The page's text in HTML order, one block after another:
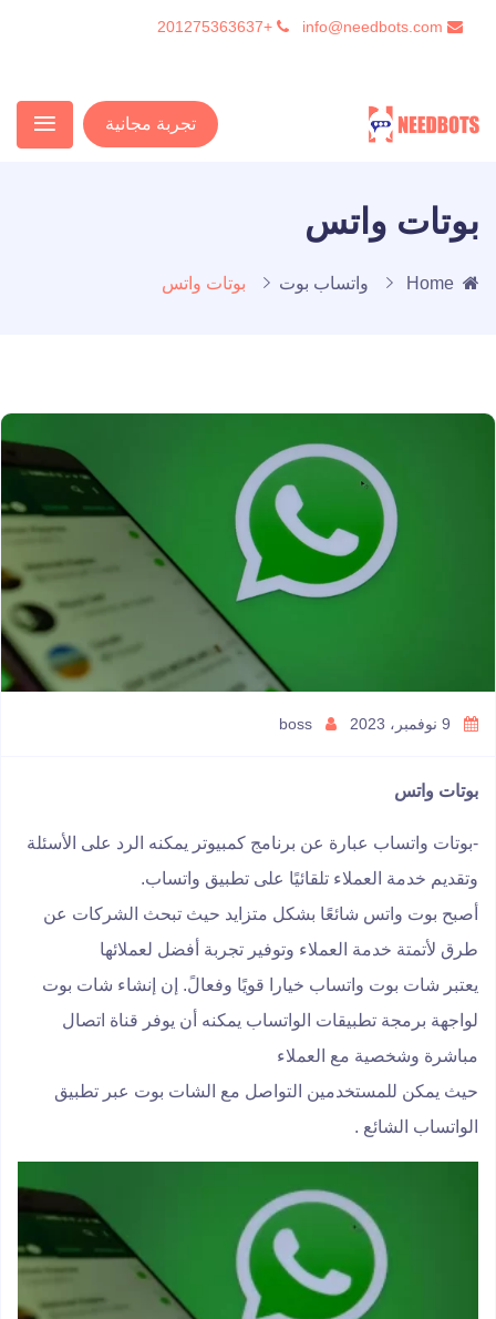
+201275363637
تجربة مجانية
بوتات واتس
Home واتساب بوت بوتات واتس
9 نوفمبر، 2023
بوتات واتس
-بوتات واتساب عبارة عن برنامج كمبيوتر يمكنه الرد على الأسئلة
وتقديم خدمة العملاء تلقائيًا على تطبيق واتساب.
أصبح بوت واتس شائعًا بشكل متزايد حيث تبحث الشركات عن
طرق لأتمتة خدمة العملاء وتوفير تجربة أفضل لعملائها
يعتبر شات بوت واتساب خيارا قويًا وفعالً. إن إنشاء شات بوت
لواجهة برمجة تطبيقات الواتساب يمكنه أن يوفر قناة اتصال
مباشرة وشخصية مع العملاء
حيث يمكن للمستخدمين التواصل مع الشات بوت عبر تطبيق
الواتساب الشائع .